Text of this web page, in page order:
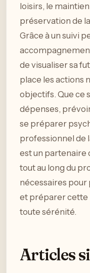
loisirs, le maintien
préservation de
Grâce à un suivi
de visualiser sa
place les actions
objectifs. Que ce
dépenses,
se préparer
professionnel de
est un partenaire
tout au long du
nécessaires
et préparer cette
toute sérénité.
Articles